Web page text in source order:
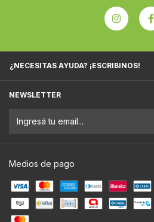
¿NECESITAS AYUDA? ¡ESCRIBINOS!
NEWSLETTER
Medios de pago